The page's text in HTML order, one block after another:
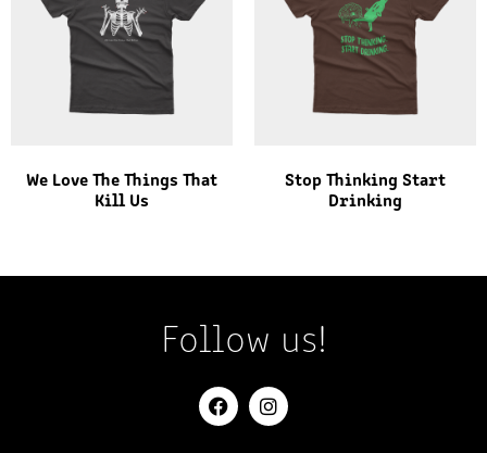
We Love The Things That
Kill Us
Stop Thinking Start
Drinking
Follow us!